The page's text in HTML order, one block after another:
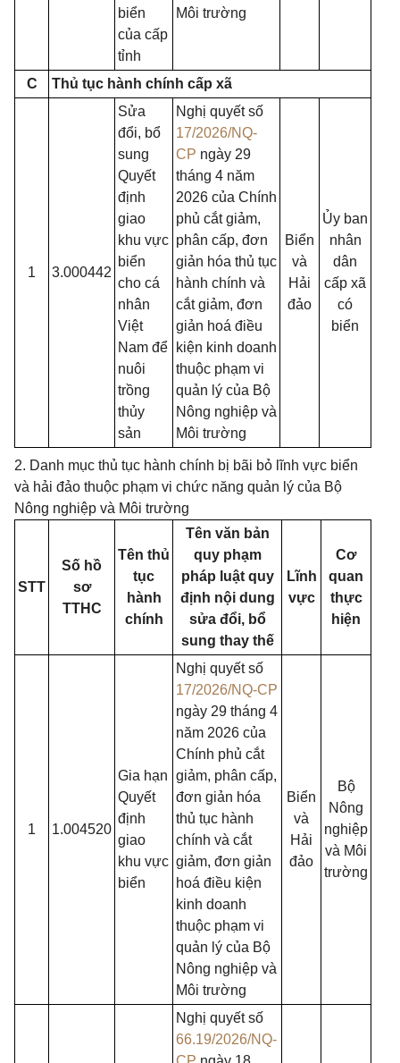
biển
của cấp
tỉnh
Môi trường
C Thủ tục hành chính cấp xã
1 3.000442
Sửa
đổi, bổ
sung
Quyết
định
giao
khu vực
biển
cho cá
nhân
Việt
Nam để
nuôi
trồng
thủy
sản
Nghị quyết số
17/2026/NQ-
CP ngày 29
tháng 4 năm
2026 của Chính
phủ cắt giảm,
phân cấp, đơn
giản hóa thủ tục
hành chính và
cắt giảm, đơn
giản hoá điều
kiện kinh doanh
thuộc phạm vi
quản lý của Bộ
Nông nghiệp và
Môi trường
Biển
và
Hải
đảo
Ủy ban
nhân
dân
cấp xã
có
biển
2. Danh mục thủ tục hành chính bị bãi bỏ lĩnh vực biển
và hải đảo thuộc phạm vi chức năng quản lý của Bộ
Nông nghiệp và Môi trường
STT
Số hồ
sơ
TTHC
Tên thủ
tục
hành
chính
Tên văn bản
quy phạm
pháp luật quy
định nội dung
sửa đổi, bổ
sung thay thế
Lĩnh
vực
Cơ
quan
thực
hiện
1 1.004520
Gia hạn
Quyết
định
giao
khu vực
biển
Nghị quyết số
17/2026/NQ-CP
ngày 29 tháng 4
năm 2026 của
Chính phủ cắt
giảm, phân cấp,
đơn giản hóa
thủ tục hành
chính và cắt
giảm, đơn giản
hoá điều kiện
kinh doanh
thuộc phạm vi
quản lý của Bộ
Nông nghiệp và
Môi trường
Biển
và
Hải
đảo
Bộ
Nông
nghiệp
và Môi
trường
Nghị quyết số
66.19/2026/NQ-